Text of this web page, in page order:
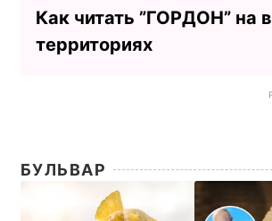
Как читать ”ГОРДОН” на
территориях
БУЛЬВАР